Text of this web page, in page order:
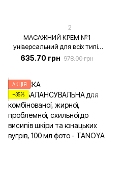
2
МАСАЖНИЙ КРЕМ №1
універсальний для всіх типів
шкіри [проф], 275 мл
635.70 грн 978.00 грн
АКЦІЯ
−35%